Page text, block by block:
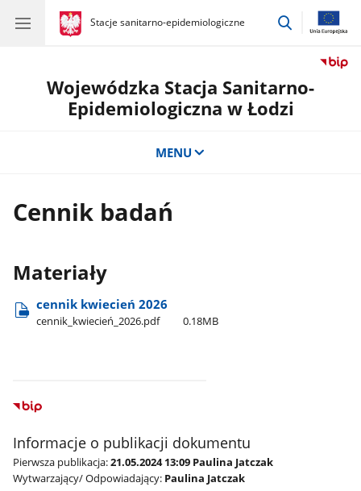
gov.pl
Stacje sanitarno-epidemiologiczne
gov.pl
Stacje
przejdź
Wojewódzka Stacja Sanitarno-
Epidemiologiczna w Łodzi
MENU
Cennik badań
Materiały
cennik kwiecień 2026
cennik​_kwiecień​_2026.pdf 0.18MB
Informacje o publikacji dokumentu
Pierwsza publikacja:21.05.2024 13:09 Paulina Jatczak
Wytwarzający/ Odpowiadający: Paulina Jatczak